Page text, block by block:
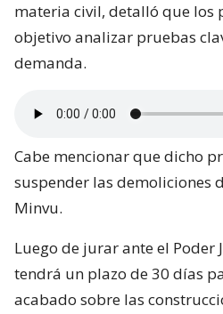
materia civil, detalló que los
objetivo analizar pruebas
demanda.
Cabe mencionar que dicho
suspender las demoliciones
Minvu.
Luego de jurar ante el Poder
tendrá un plazo de 30 días
acabado sobre las